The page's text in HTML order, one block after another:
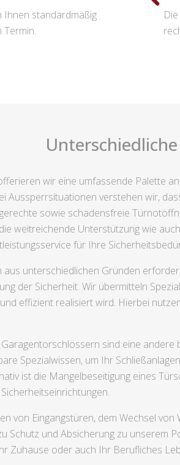
Ihnen standardmäßig
wir eine umfassende Palette
Aussperrsituationen verstehen wir,
sowie schadensfreie
weitreichende Unterstützung wie
für Ihre
aus unterschiedlichen Gründen
der Sicherheit. Wir übermitteln
effizient realisiert wird. Hierbei
sind eine
Spezialwissen, um Ihr
ist die Mangelbeseitigung eines
von Eingangstüren, dem Wechsel
Schutz und Absicherung zu unserem
Zuhause oder auch Ihr Berufliches